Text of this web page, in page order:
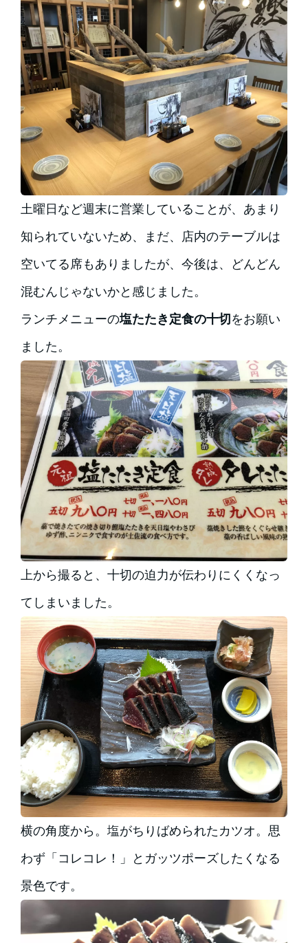
土曜日など週末に営業していることが、あまり
知られていないため、まだ、店内のテーブルは
空いてる席もありましたが、今後は、どんどん
混むんじゃないかと感じました。
ランチメニューの塩たたき定食の十切をお願い
ました。
上から撮ると、十切の迫力が伝わりにくくなっ
てしまいました。
横の角度から。塩がちりばめられたカツオ。思
わず「コレコレ！」とガッツポーズしたくなる
景色です。